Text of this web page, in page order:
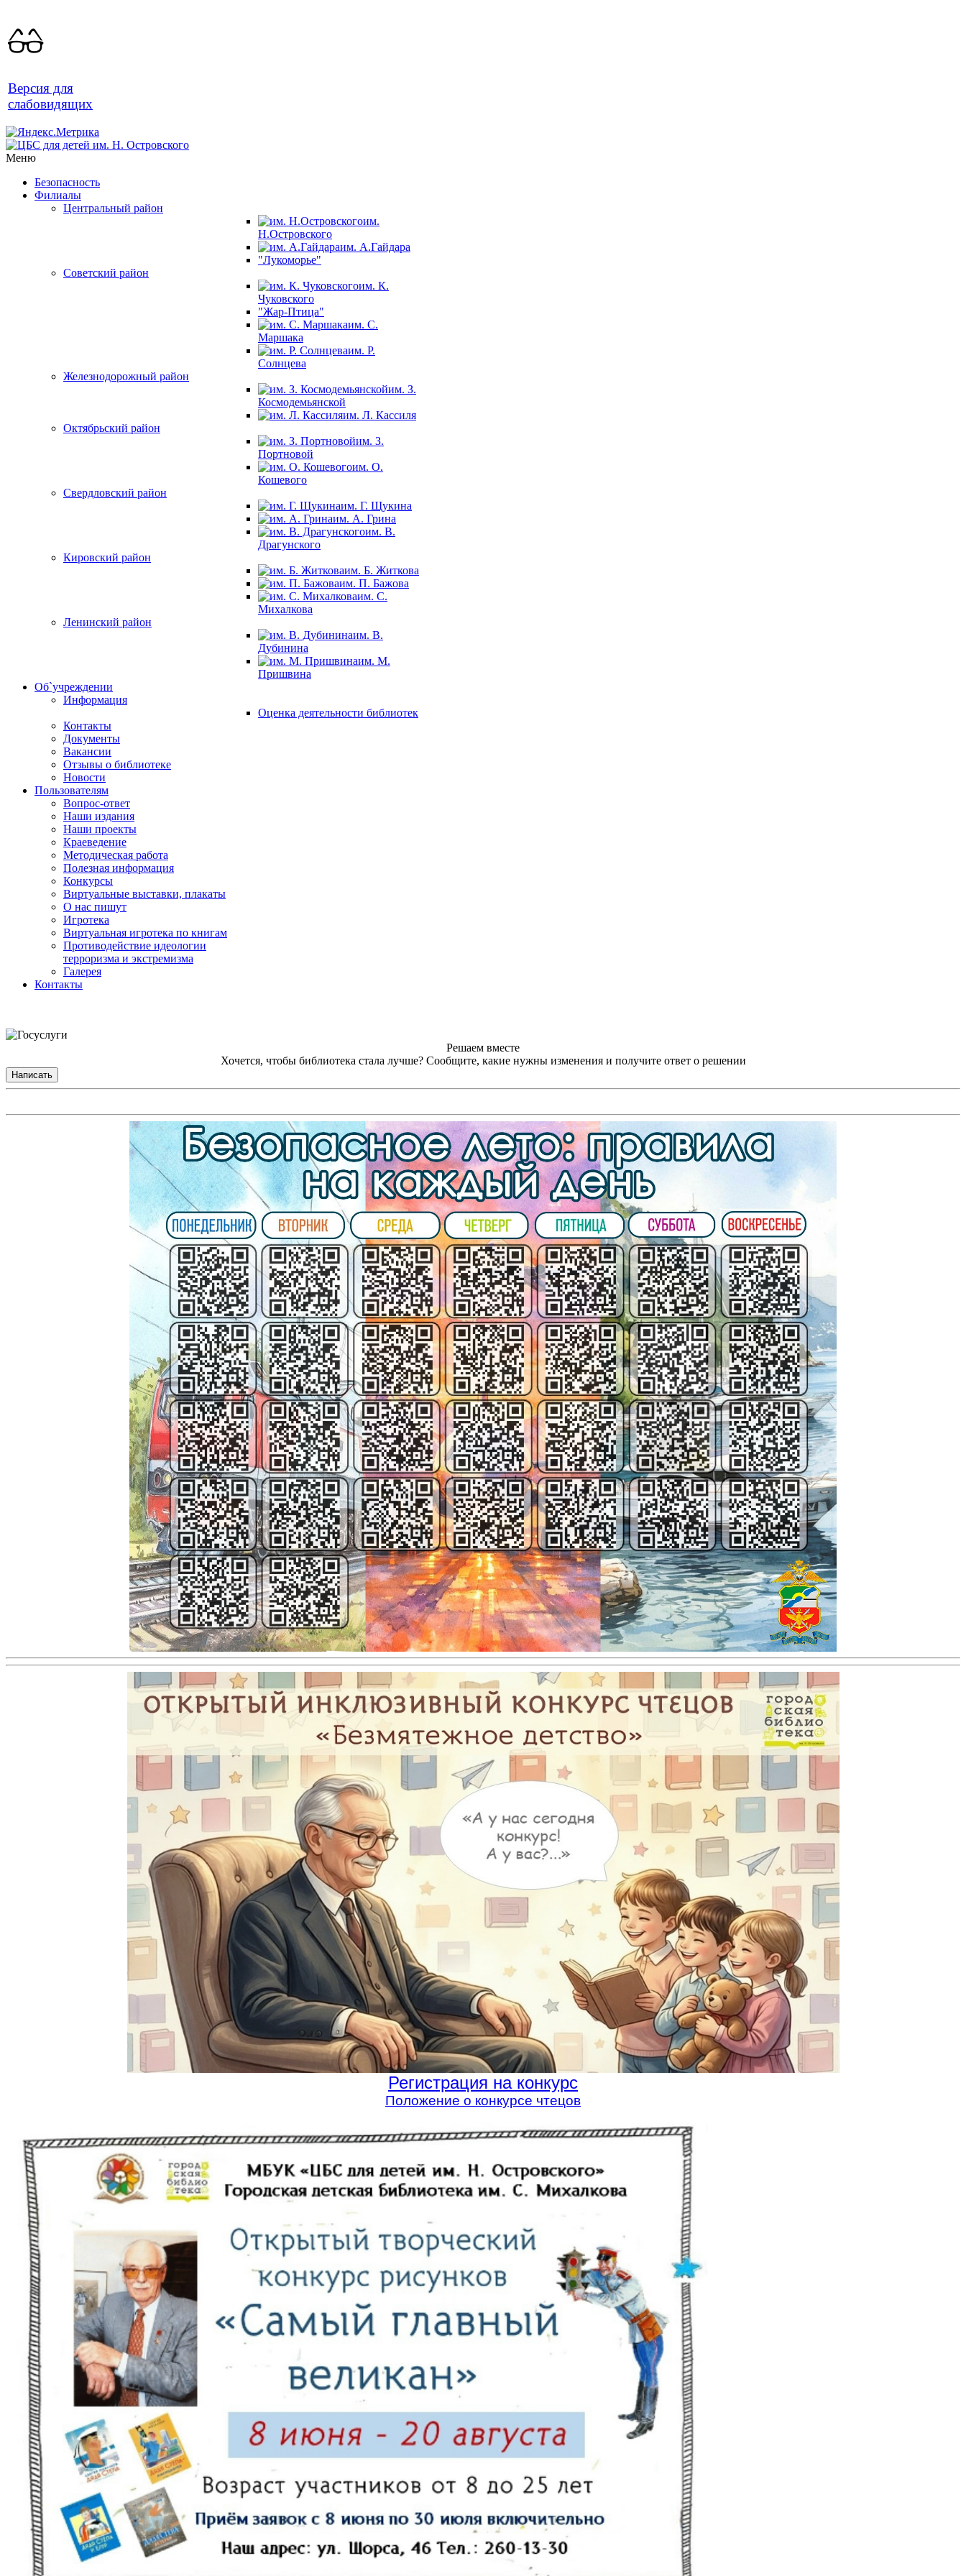
Версия для
слабовидящих
Меню
Безопасность
Филиалы
Центральный район
им.
Н.Островского
им. А.Гайдара
"Лукоморье"
Советский район
им. К.
Чуковского
"Жар-Птица"
им. С.
Маршака
им. Р.
Солнцева
Железнодорожный район
им. З.
Космодемьянской
им. Л. Кассиля
Октябрьский район
им. З.
Портновой
им. О.
Кошевого
Свердловский район
им. Г. Щукина
им. А. Грина
им. В.
Драгунского
Кировский район
им. Б. Житкова
им. П. Бажова
им. С.
Михалкова
Ленинский район
им. В.
Дубинина
им. М.
Пришвина
Об`учреждении
Информация
Оценка деятельности библиотек
Контакты
Документы
Вакансии
Отзывы о библиотеке
Новости
Пользователям
Вопрос-ответ
Наши издания
Наши проекты
Краеведение
Методическая работа
Полезная информация
Конкурсы
Виртуальные выставки, плакаты
О нас пишут
Игротека
Виртуальная игротека по книгам
Противодействие идеологии
терроризма и экстремизма
Галерея
Контакты
Решаем вместе
Хочется, чтобы библиотека стала лучше? Сообщите, какие нужны изменения и получите ответ о решении
Написать
Регистрация на конкурс
Положение о конкурсе чтецов